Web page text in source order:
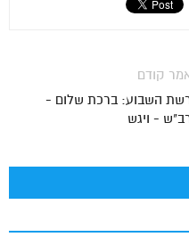
קודם
השבוע: ברכת שלום -
- ויגש